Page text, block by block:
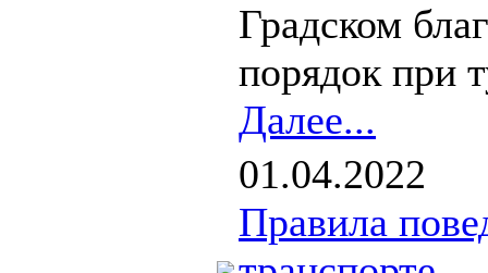
Градском
порядок при
Далее...
01.04.2022
Правила